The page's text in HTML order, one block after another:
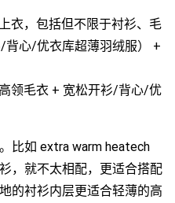
衣，包括但不限于衬衫、毛
背心/优衣库超薄羽绒服） +
领毛衣 + 宽松开衫/背心/优
比如 extra warm heatech
，就不太相配，更适合搭配
的衬衫内层更适合轻薄的高